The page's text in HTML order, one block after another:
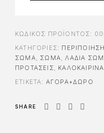
ΚΩΔΙΚΌΣ ΠΡΟΪΌΝΤΟΣ:
ΚΑΤΗΓΟΡΊΕΣ:
ΣΏΜΑ
ΣΩΜΑ ,ΛΆΔΙΑ
ΠΡΟΤΑΣΕΙΣ
ΚΑΛΟΚΑΙΡΙΝΑ
ΕΤΙΚΈΤΑ: ΑΓΟΡΆ+ΔΏΡΟ
SHARE